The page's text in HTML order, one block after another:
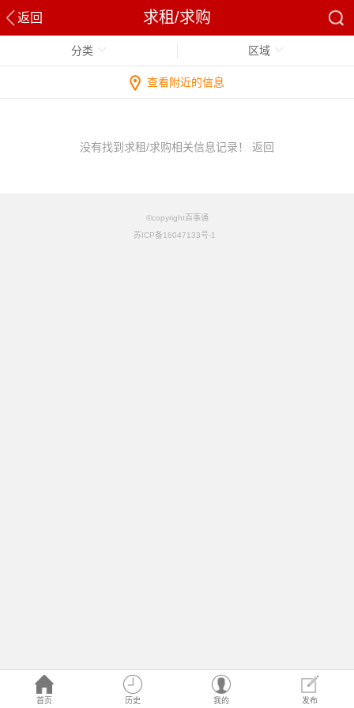
返回 求租/求购
首页 历史 我的 发布
分类 区域
查看附近的信息
没有找到求租/求购相关信息记录！ 返回
©copyright百事通
苏ICP备16047133号-1